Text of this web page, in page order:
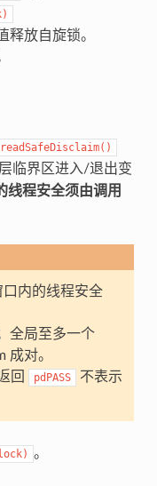
释放自旋锁。
临界区进入/退出变
线程安全须由调用
内的线程安全
全局至多一个
成对。
回 pdPASS
不表示
。